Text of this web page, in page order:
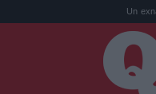
Un exnarco gallego